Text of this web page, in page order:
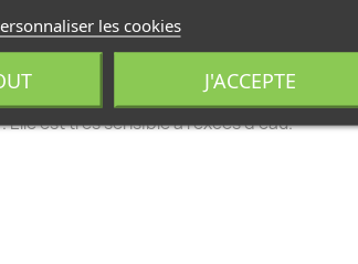
Elle est très sensible à l'excès d'eau.
les cookies
J'ACCEPTE